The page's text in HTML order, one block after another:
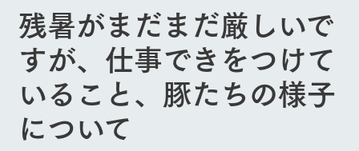
牧場へ行
よく見られている情報
今日の牧
場・営業
案内
本日の営業時間
や牧場の天気、
イベン
ト/フェ
ア
牧場の楽
しみ方
ホーム
Ark館ヶ森について
牧場に行く
残暑がまだまだ厳しいで
すが、仕事できをつけて
いること、豚たちの様子
について